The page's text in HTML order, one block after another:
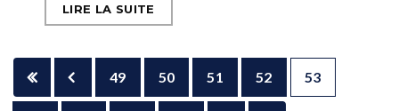
LIRE LA SUITE
49 50 51 52 53